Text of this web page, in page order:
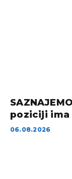
poziciji
06.08.2026